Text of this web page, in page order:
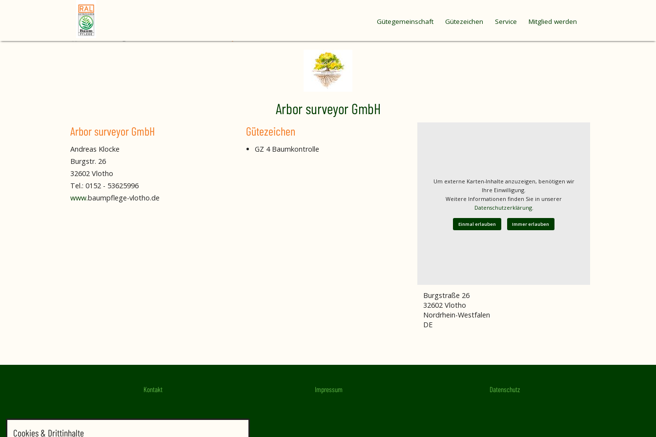
Gütegemeinschaft Gütezeichen Service
Mitglied werden
Home
Arbor surveyor GmbH
Um externe Karten-Inhalte anzuzeigen, benötigen wir
Ihre Einwilligung.
Weitere Informationen finden Sie in unserer
Datenschutzerklärung.
Einmal erlauben Immer erlauben
Burgstraße 26
32602 Vlotho
Nordrhein-Westfalen
DE
Arbor surveyor GmbH
Andreas Klocke
Burgstr. 26
32602 Vlotho
Tel.: 0152 - 53625996
www.baumpflege-vlotho.de
Gütezeichen
GZ 4 Baumkontrolle
Kontakt Impressum Datenschutz
Cookies & Drittinhalte